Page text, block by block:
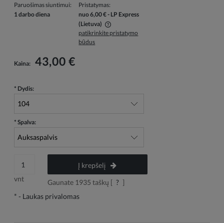
Paruošimas siuntimui:
1 darbo diena
Pristatymas:
nuo 6,00 €- LP Express
(Lietuva)
Į kainą neįskaičiuotos galimos mokėjimo išlaidos
patikrinkite pristatymo
būdus
Kaina: 43,00 €
* Dydis:
* Spalva:
vnt
Į krepšelį
Gaunate 1935 taškų [ ? ]
* - Laukas privalomas